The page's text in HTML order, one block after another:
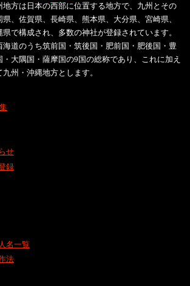
方は日本の西部に位置する地方で、九州とその
、佐賀県、長崎県、熊本県、大分県、宮崎県、
で構成され、多数の神社が登録されています。
海道のうち筑前国・筑後国・肥前国・肥後国・豊
大隅国・薩摩国の9国の総称であり、これに加え
州・沖縄地方とします。
せ
録
名一覧
法